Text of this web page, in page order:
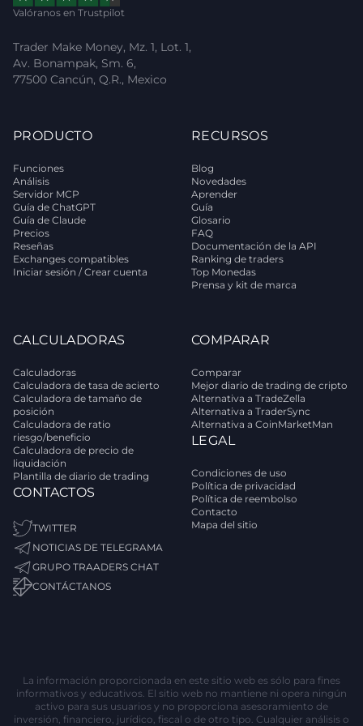
Valóranos en Trustpilot
Trader Make Money, Mz. 1, Lot. 1,
Av. Bonampak, Sm. 6,
77500 Cancún, Q.R., Mexico
PRODUCTO
Funciones
Análisis
Servidor MCP
Guía de ChatGPT
Guía de Claude
Precios
Reseñas
Exchanges compatibles
Iniciar sesión / Crear cuenta
RECURSOS
Blog
Novedades
Aprender
Guía
Glosario
FAQ
Documentación de la API
Ranking de traders
Top Monedas
Prensa y kit de marca
CALCULADORAS
Calculadoras
Calculadora de tasa de acierto
Calculadora de tamaño de
posición
Calculadora de ratio
riesgo/beneficio
Calculadora de precio de
liquidación
Plantilla de diario de trading
CONTACTOS
TWITTER
NOTICIAS DE TELEGRAMA
GRUPO TRAADERS CHAT
CONTÁCTANOS
COMPARAR
Comparar
Mejor diario de trading de cripto
Alternativa a TradeZella
Alternativa a TraderSync
Alternativa a CoinMarketMan
LEGAL
Condiciones de uso
Política de privacidad
Política de reembolso
Contacto
Mapa del sitio
La información proporcionada en este sitio web es sólo para fines
informativos y educativos. El sitio web no mantiene ni opera ningún
activo para sus usuarios y no proporciona asesoramiento de
inversión, financiero, jurídico, fiscal o de otro tipo. Cualquier análisis o